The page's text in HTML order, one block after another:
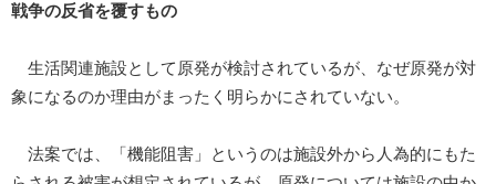
戦争の反省を覆すもの
生活関連施設として原発が検討されているが、なぜ原発が対
象になるのか理由がまったく明らかにされていない。
法案では、「機能阻害」というのは施設外から人為的にもた